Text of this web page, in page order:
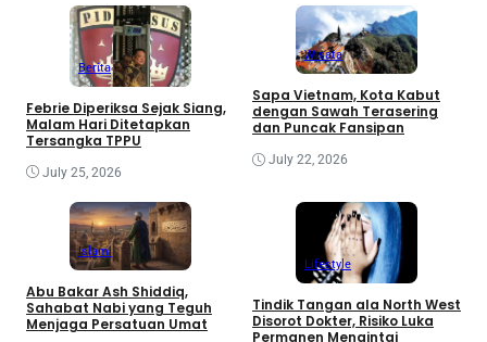
Berita
Febrie Diperiksa Sejak Siang,
Malam Hari Ditetapkan
Tersangka TPPU
July 25, 2026
Wisata
Sapa Vietnam, Kota Kabut
dengan Sawah Terasering
dan Puncak Fansipan
July 22, 2026
Islami
Abu Bakar Ash Shiddiq,
Sahabat Nabi yang Teguh
Menjaga Persatuan Umat
Lifestyle
Tindik Tangan ala North West
Disorot Dokter, Risiko Luka
Permanen Mengintai